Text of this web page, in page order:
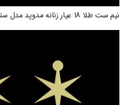
نیم ست طلا 18 عیار زنانه مدوپد مدل ستاره کد NA15587